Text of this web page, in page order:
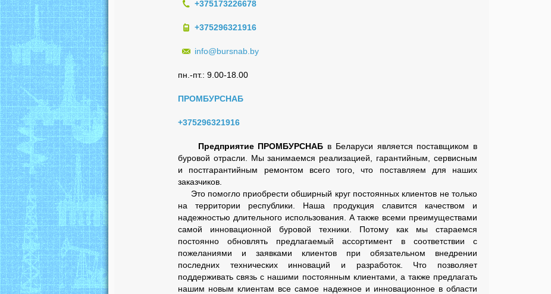
+375173226678
+375296321916
info@bursnab.by
пн.-пт.: 9.00-18.00
ПРОМБУРСНАБ
+375296321916
Предприятие ПРОМБУРСНАБ в Беларуси является поставщиком в
буровой отрасли. Мы занимаемся реализацией, гарантийным, сервисным
и постгарантийным ремонтом всего того, что поставляем для наших
заказчиков.
Это помогло приобрести обширный круг постоянных клиентов не только
на территории республики. Наша продукция славится качеством и
надежностью длительного использования. А также всеми преимуществами
самой инновационной буровой техники. Потому как мы стараемся
постоянно обновлять предлагаемый ассортимент в соответствии с
пожеланиями и заявками клиентов при обязательном внедрении
последних технических инноваций и разработок. Что позволяет
поддерживать связь с нашими постоянным клиентами, а также предлагать
нашим новым клиентам все самое надежное и инновационное в области